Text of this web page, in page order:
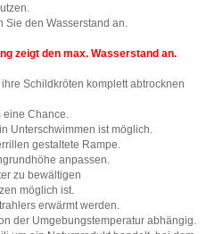
Sie den Wasserstand an.
zeigt den max. Wasserstand an.
Schildkröten komplett abtrocknen
eine Chance.
Unterschwimmen ist möglich.
gestaltete Rampe.
anpassen.
zu bewältigen
möglich ist.
erwärmt werden.
der Umgebungstemperatur abhängig.